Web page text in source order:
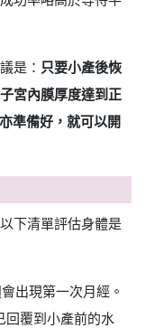
是： 只要小產後恢
宮內膜厚度達到正
準備好，就可以開
下清單評估身體是
出現第一次月經。
回覆到小產前的水